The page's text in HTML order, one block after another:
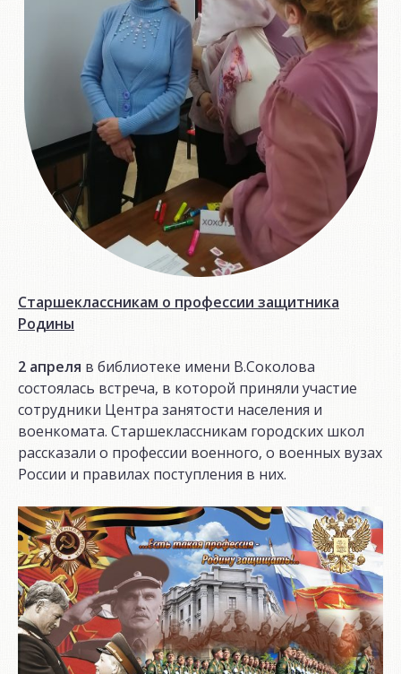
Старшеклассникам о профессии защитника
Родины
2 апреля в библиотеке имени В.Соколова
состоялась встреча, в которой приняли участие
сотрудники Центра занятости населения и
военкомата. Старшеклассникам городских школ
рассказали о профессии военного, о военных вузах
России и правилах поступления в них.